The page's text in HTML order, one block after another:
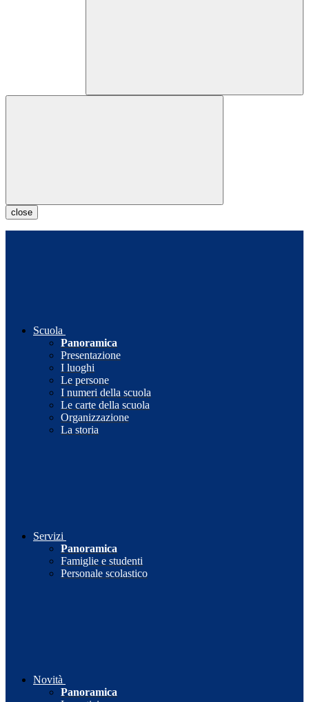
close
Scuola
Panoramica
Presentazione
I luoghi
Le persone
I numeri della scuola
Le carte della scuola
Organizzazione
La storia
Servizi
Panoramica
Famiglie e studenti
Personale scolastico
Novità
Panoramica